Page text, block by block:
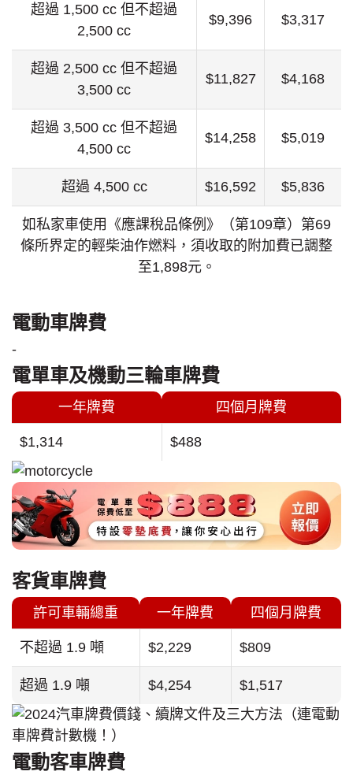
超過 1,500 cc 但不超過
2,500 cc
$9,396 $3,317
超過 2,500 cc 但不超過
3,500 cc
$11,827 $4,168
超過 3,500 cc 但不超過
4,500 cc
$14,258 $5,019
超過 4,500 cc $16,592 $5,836
如私家車使用《應課稅品條例》（第109章）第69
條所界定的輕柴油作燃料，須收取的附加費已調整
至1,898元。
電動車牌費
-
電單車及機動三輪車牌費
一年牌費 四個月牌費
$1,314 $488
客貨車牌費
許可車輛總重 一年牌費 四個月牌費
不超過 1.9 噸 $2,229 $809
超過 1.9 噸 $4,254 $1,517
電動客車牌費